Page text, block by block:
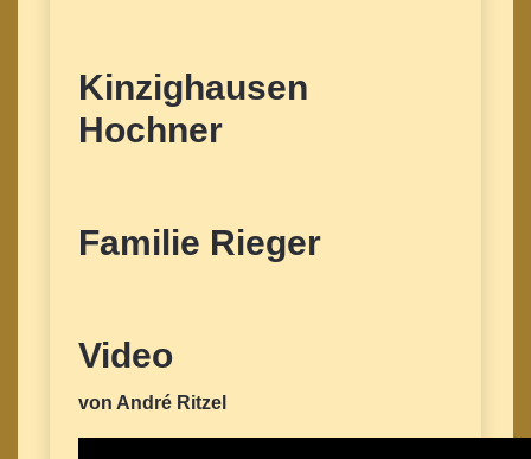
Kinzighausen
Hochner
Familie Rieger
Video
von André Ritzel